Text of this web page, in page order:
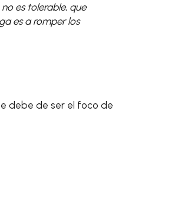
es tolerable, que
es a romper los
debe de ser el foco de